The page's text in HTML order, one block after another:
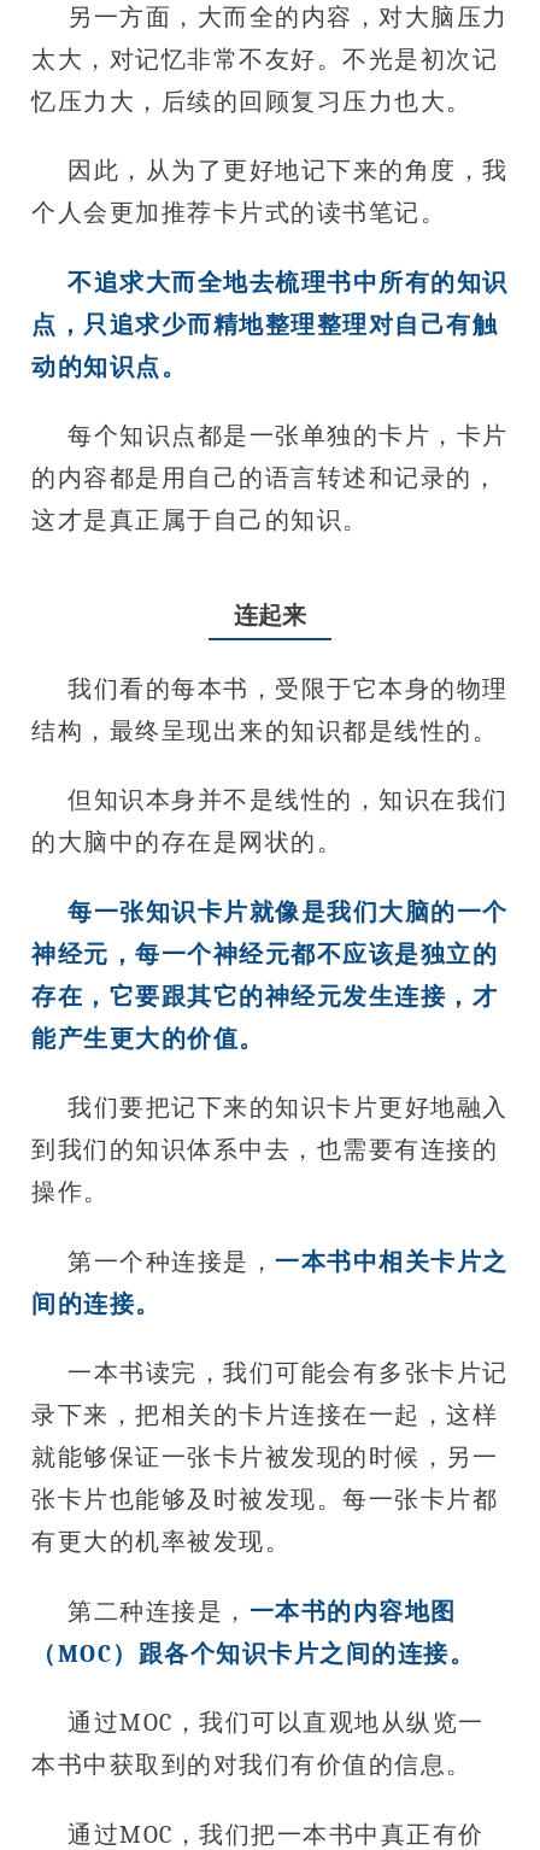
另一方面，大而全的内容，对大脑压力
太大，对记忆非常不友好。不光是初次记
忆压力大，后续的回顾复习压力也大。
因此，从为了更好地记下来的角度，我
个人会更加推荐卡片式的读书笔记。
不追求大而全地去梳理书中所有的知识
点，只追求少而精地整理整理对自己有触
动的知识点。
每个知识点都是一张单独的卡片，卡片
的内容都是用自己的语言转述和记录的，
这才是真正属于自己的知识。
连起来
我们看的每本书，受限于它本身的物理
结构，最终呈现出来的知识都是线性的。
但知识本身并不是线性的，知识在我们
的大脑中的存在是网状的。
每一张知识卡片就像是我们大脑的一个
神经元，每一个神经元都不应该是独立的
存在，它要跟其它的神经元发生连接，才
能产生更大的价值。
我们要把记下来的知识卡片更好地融入
到我们的知识体系中去，也需要有连接的
操作。
第一个种连接是， 一本书中相关卡片之
间的连接。
一本书读完，我们可能会有多张卡片记
录下来，把相关的卡片连接在一起，这样
就能够保证一张卡片被发现的时候，另一
张卡片也能够及时被发现。每一张卡片都
有更大的机率被发现。
第二种连接是， 一本书的内容地图
（MOC）跟各个知识卡片之间的连接。
通过MOC，我们可以直观地从纵览一
本书中获取到的对我们有价值的信息。
通过MOC，我们把一本书中真正有价